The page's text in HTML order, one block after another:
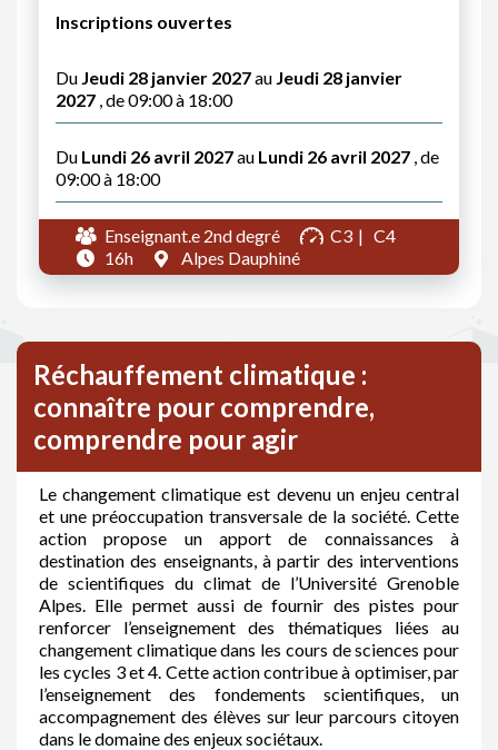
Inscriptions ouvertes
Du Jeudi 28 janvier 2027au Jeudi 28 janvier
2027 , de 09:00 à 18:00
Du Lundi 26 avril 2027au Lundi 26 avril 2027 , de
09:00 à 18:00
Enseignant.e 2nd degré C3
C4
16h
Alpes Dauphiné
Réchauffement climatique :
connaître pour comprendre,
comprendre pour agir
Le changement climatique est devenu un enjeu central
et une préoccupation transversale de la société. Cette
action propose un apport de connaissances à
destination des enseignants, à partir des interventions
de scientifiques du climat de l’Université Grenoble
Alpes. Elle permet aussi de fournir des pistes pour
renforcer l’enseignement des thématiques liées au
changement climatique dans les cours de sciences pour
les cycles 3 et 4. Cette action contribue à optimiser, par
l’enseignement des fondements scientifiques, un
accompagnement des élèves sur leur parcours citoyen
dans le domaine des enjeux sociétaux.